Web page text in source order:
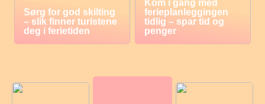
Sørg for god skilting
– slik finner turistene
deg i ferietiden
Kom i gang med
ferieplanleggingen
tidlig – spar tid og
penger